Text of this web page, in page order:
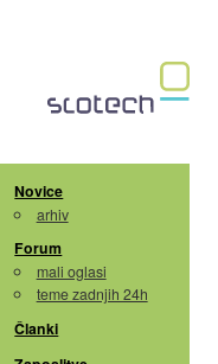
Novice
arhiv
Forum
mali oglasi
teme zadnjih 24h
Članki